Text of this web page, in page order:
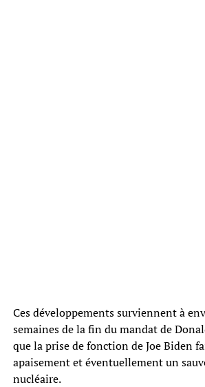
Ces développements surviennent à
semaines de la fin du mandat de
que la prise de fonction de Joe Biden
apaisement et éventuellement un
nucléaire.